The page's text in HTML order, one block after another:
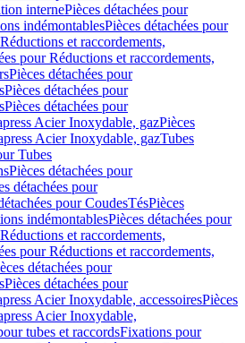
internePièces détachées pour
indémontablesPièces détachées pour
Réductions et raccordements,
pour Réductions et raccordements,
Pièces détachées pour
Pièces détachées pour
Pièces détachées pour
Acier Inoxydable, gazPièces
Acier Inoxydable, gazTubes
Tubes
Pièces détachées pour
détachées pour
pour CoudesTésPièces
indémontablesPièces détachées pour
Réductions et raccordements,
pour Réductions et raccordements,
détachées pour
Pièces détachées pour
Acier Inoxydable, accessoiresPièces
Acier Inoxydable,
tubes et raccordsFixations pour